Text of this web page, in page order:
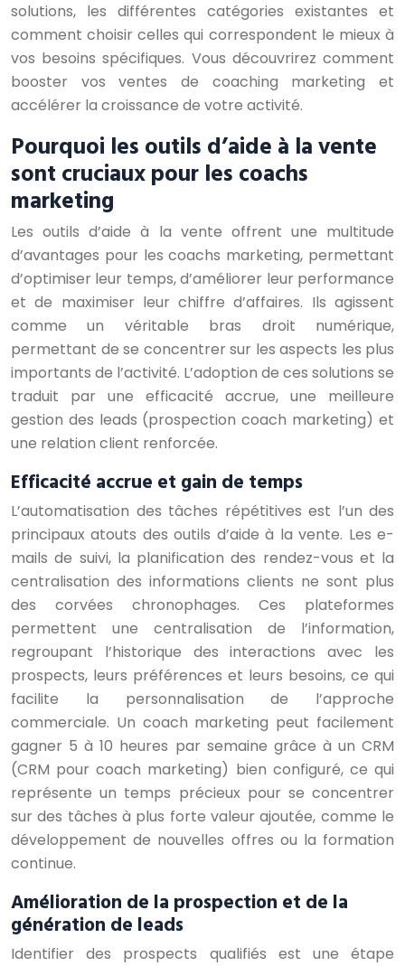
solutions, les différentes catégories existantes et
comment choisir celles qui correspondent le mieux à
vos besoins spécifiques. Vous découvrirez comment
booster vos ventes de coaching marketing et
accélérer la croissance de votre activité.
Pourquoi les outils d’aide à la vente
sont cruciaux pour les coachs
marketing
Les outils d’aide à la vente offrent une multitude
d’avantages pour les coachs marketing, permettant
d’optimiser leur temps, d’améliorer leur performance
et de maximiser leur chiffre d’affaires. Ils agissent
comme un véritable bras droit numérique,
permettant de se concentrer sur les aspects les plus
importants de l’activité. L’adoption de ces solutions se
traduit par une efficacité accrue, une meilleure
gestion des leads (prospection coach marketing) et
une relation client renforcée.
Efficacité accrue et gain de temps
L’automatisation des tâches répétitives est l’un des
principaux atouts des outils d’aide à la vente. Les e-
mails de suivi, la planification des rendez-vous et la
centralisation des informations clients ne sont plus
des corvées chronophages. Ces plateformes
permettent une centralisation de l’information,
regroupant l’historique des interactions avec les
prospects, leurs préférences et leurs besoins, ce qui
facilite la personnalisation de l’approche
commerciale. Un coach marketing peut facilement
gagner 5 à 10 heures par semaine grâce à un CRM
(CRM pour coach marketing) bien configuré, ce qui
représente un temps précieux pour se concentrer
sur des tâches à plus forte valeur ajoutée, comme le
développement de nouvelles offres ou la formation
continue.
Amélioration de la prospection et de la
génération de leads
Identifier des prospects qualifiés est une étape